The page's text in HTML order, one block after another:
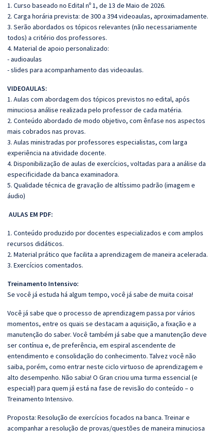
1. Curso baseado no Edital nº 1, de 13 de Maio de 2026.
2. Carga horária prevista: de 300 a 394 videoaulas, aproximadamente.
3. Serão abordados os tópicos relevantes (não necessariamente
todos) a critério dos professores.
4. Material de apoio personalizado:
- audioaulas
- slides para acompanhamento das videoaulas.
VIDEOAULAS:
1. Aulas com abordagem dos tópicos previstos no edital, após
minuciosa análise realizada pelo professor de cada matéria.
2. Conteúdo abordado de modo objetivo, com ênfase nos aspectos
mais cobrados nas provas.
3. Aulas ministradas por professores especialistas, com larga
experiência na atividade docente.
4. Disponibilização de aulas de exercícios, voltadas para a análise da
especificidade da banca examinadora.
5. Qualidade técnica de gravação de altíssimo padrão (imagem e
áudio)
AULAS EM PDF:
1. Conteúdo produzido por docentes especializados e com amplos
recursos didáticos.
2. Material prático que facilita a aprendizagem de maneira acelerada.
3. Exercícios comentados.
Treinamento Intensivo:
Se você já estuda há algum tempo, você já sabe de muita coisa!
Você já sabe que o processo de aprendizagem passa por vários
momentos, entre os quais se destacam a aquisição, a fixação e a
manutenção do saber. Você também já sabe que a manutenção deve
ser contínua e, de preferência, em espiral ascendente de
entendimento e consolidação do conhecimento. Talvez você não
saiba, porém, como entrar neste ciclo virtuoso de aprendizagem e
alto desempenho. Não sabia! O Gran criou uma turma essencial (e
especial!) para quem já está na fase de revisão do conteúdo – o
Treinamento Intensivo.
Proposta: Resolução de exercícios focados na banca. Treinar e
acompanhar a resolução de provas/questões de maneira minuciosa